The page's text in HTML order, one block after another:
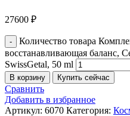
27600 ₽
Количество товара
восстанавливающая баланс,
SwissGetal, 50 ml
В корзину Купить сейчас
Сравнить
Добавить в избранное
Артикул: 6070 Категория: